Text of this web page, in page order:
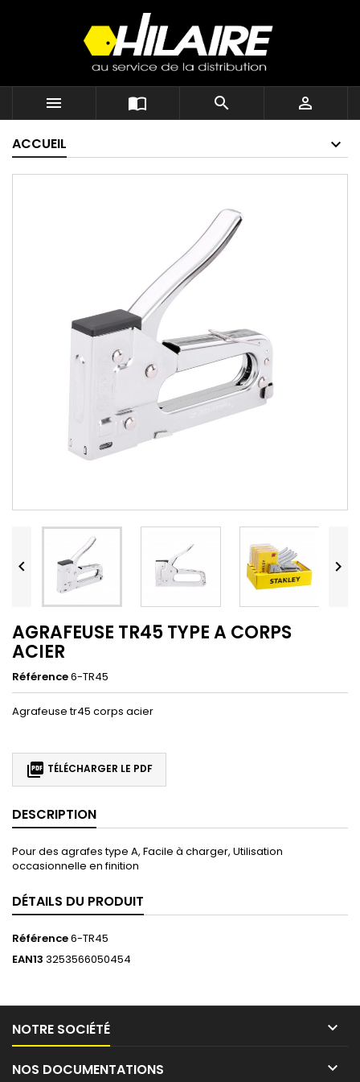
   
ACCUEIL
 
AGRAFEUSE TR45 TYPE A CORPS
ACIER
Référence6-TR45
Agrafeuse tr45 corps acier
 TÉLÉCHARGER LE PDF
DESCRIPTION
Pour des agrafes type A, Facile à charger, Utilisation
occasionnelle en finition
DÉTAILS DU PRODUIT
Référence6-TR45
EAN13 3253566050454
NOTRE SOCIÉTÉ 
NOS DOCUMENTATIONS 